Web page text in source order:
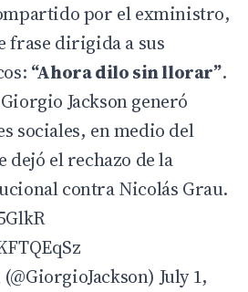
por el exministro,
frase dirigida a sus
“Ahora dilo sin llorar”.
Jackson generó
sociales, en medio del
dejó el rechazo de la
contra Nicolás Grau.
July 1,